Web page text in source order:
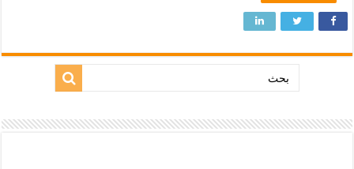
بحث: